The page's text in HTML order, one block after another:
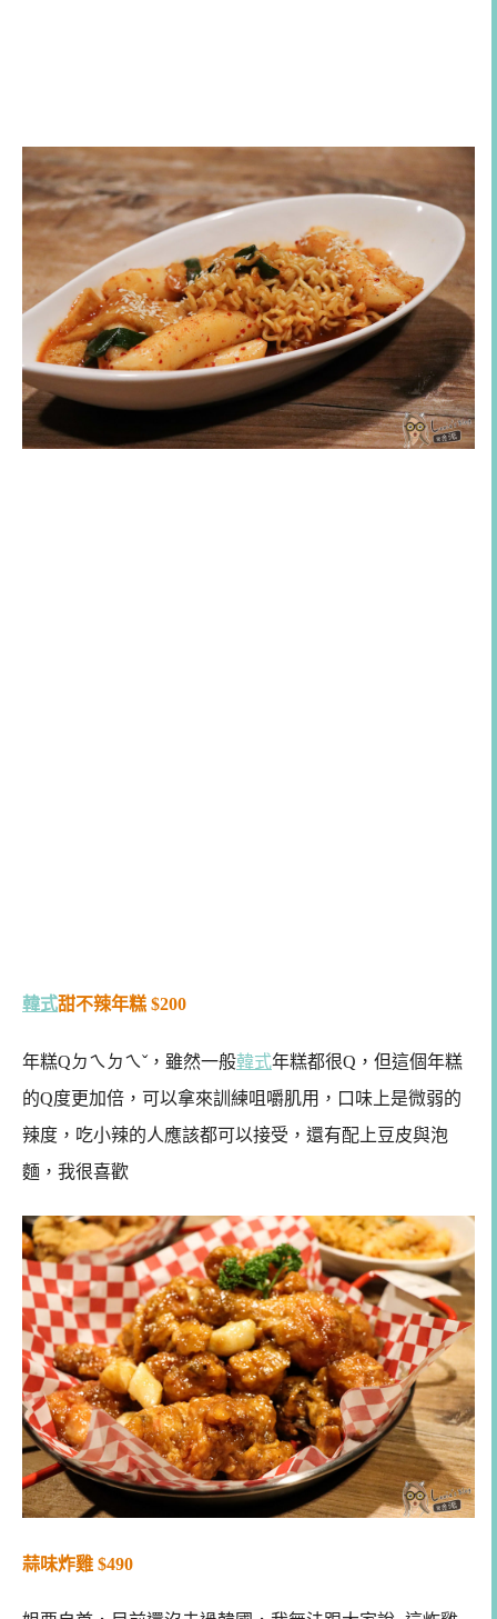
韓式甜不辣年糕 $200
年糕Qㄉㄟㄉㄟˇ，雖然一般韓式年糕都很Q，但這個年糕
的Q度更加倍，可以拿來訓練咀嚼肌用，口味上是微弱的
辣度，吃小辣的人應該都可以接受，還有配上豆皮與泡
麵，我很喜歡
蒜味炸雞 $490